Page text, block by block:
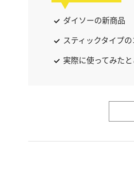
ダイソーの新商品
スティックタイプ
実際に使ってみた